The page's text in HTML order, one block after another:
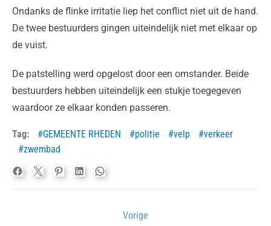
Ondanks de flinke irritatie liep het conflict niet uit de hand.
De twee bestuurders gingen uiteindelijk niet met elkaar op
de vuist.
De patstelling werd opgelost door een omstander. Beide
bestuurders hebben uiteindelijk een stukje toegegeven
waardoor ze elkaar konden passeren.
Tag: GEMEENTE RHEDEN politie velp
verkeer
zwembad
Vorige